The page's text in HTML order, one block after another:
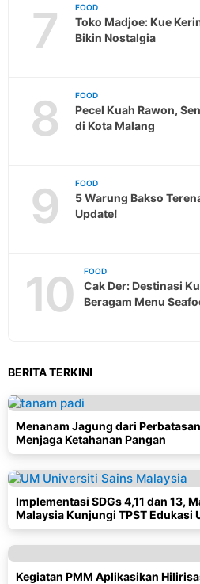
7 FOOD
Toko Madjoe: Kue
Bikin Nostalgia
8 FOOD
Pecel Kuah Rawon,
di Kota Malang
9 FOOD
5 Warung Bakso
Update!
10 FOOD
Cak Der: Destinasi
Beragam Menu
BERITA TERKINI
Menanam Jagung dari
Menjaga Ketahanan Pangan
Implementasi SDGs 4,11 dan 13,
Malaysia Kunjungi TPST Edukasi
Kegiatan PMM Aplikasikan